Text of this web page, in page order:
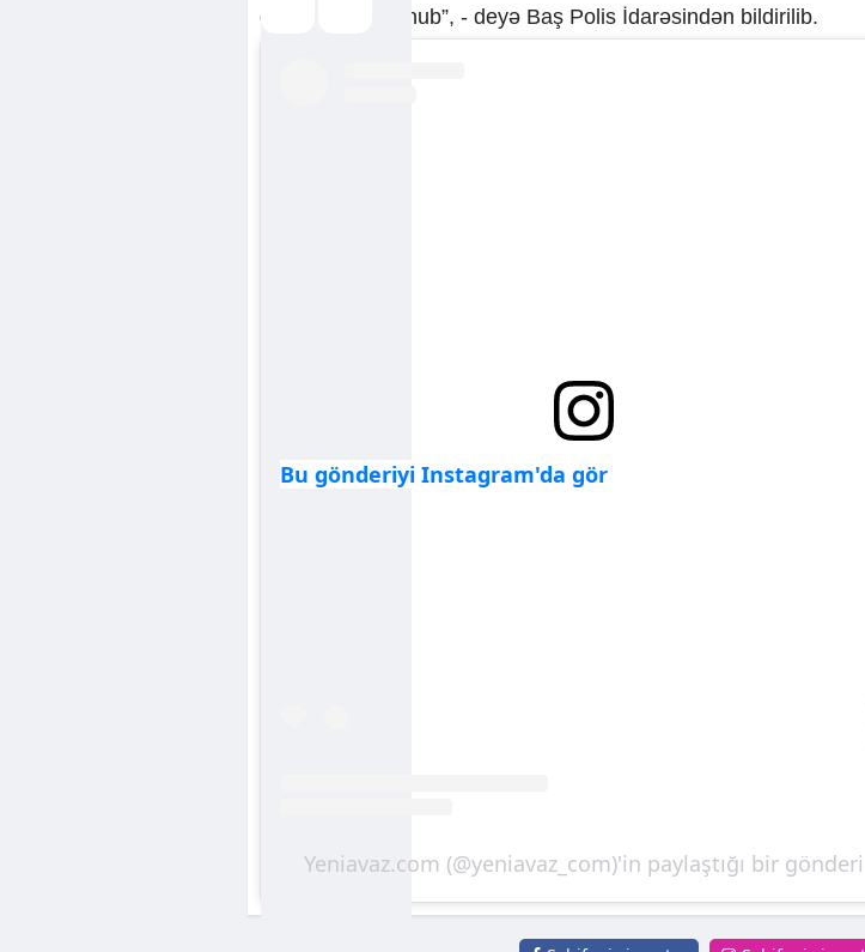
deportasiya olunub”, - deyə Baş Polis İdarəsindən bildirilib.
Bu gönderiyi Instagram'da gör
Yeniavaz.com (@yeniavaz_com)'in paylaştığı bir gönderi